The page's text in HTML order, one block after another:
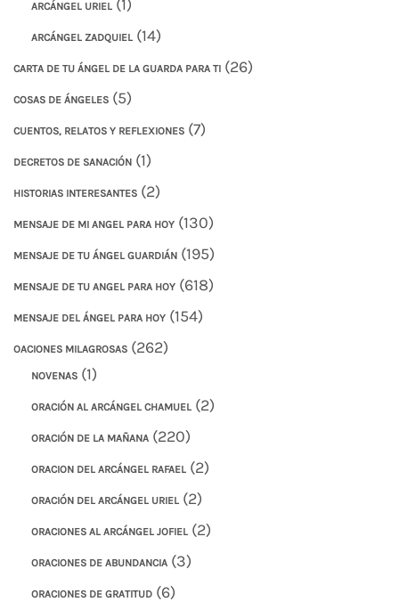
ARCÁNGEL URIEL (1)
ARCÁNGEL ZADQUIEL (14)
CARTA DE TU ÁNGEL DE LA GUARDA PARA TI (26)
COSAS DE ÁNGELES (5)
CUENTOS, RELATOS Y REFLEXIONES (7)
DECRETOS DE SANACIÓN (1)
HISTORIAS INTERESANTES (2)
MENSAJE DE MI ANGEL PARA HOY (130)
MENSAJE DE TU ÁNGEL GUARDIÁN (195)
MENSAJE DE TU ANGEL PARA HOY (618)
MENSAJE DEL ÁNGEL PARA HOY (154)
OACIONES MILAGROSAS (262)
NOVENAS (1)
ORACIÓN AL ARCÁNGEL CHAMUEL (2)
ORACIÓN DE LA MAÑANA (220)
ORACION DEL ARCÁNGEL RAFAEL (2)
ORACIÓN DEL ARCÁNGEL URIEL (2)
ORACIONES AL ARCÁNGEL JOFIEL (2)
ORACIONES DE ABUNDANCIA (3)
ORACIONES DE GRATITUD (6)